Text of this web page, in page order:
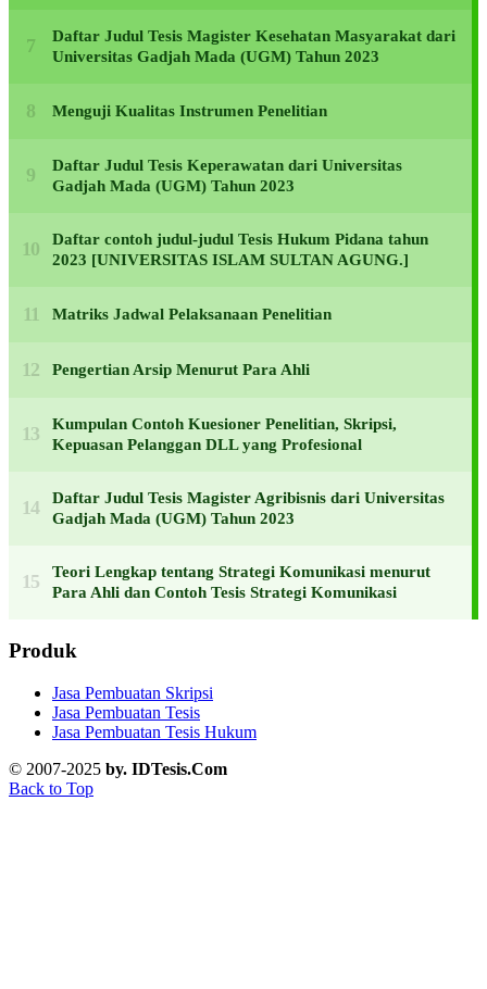
Daftar Judul Tesis Magister Kesehatan Masyarakat dari
Universitas Gadjah Mada (UGM) Tahun 2023
Menguji Kualitas Instrumen Penelitian
Daftar Judul Tesis Keperawatan dari Universitas
Gadjah Mada (UGM) Tahun 2023
Daftar contoh judul-judul Tesis Hukum Pidana tahun
2023 [UNIVERSITAS ISLAM SULTAN AGUNG.]
Matriks Jadwal Pelaksanaan Penelitian
Pengertian Arsip Menurut Para Ahli
Kumpulan Contoh Kuesioner Penelitian, Skripsi,
Kepuasan Pelanggan DLL yang Profesional
Daftar Judul Tesis Magister Agribisnis dari Universitas
Gadjah Mada (UGM) Tahun 2023
Teori Lengkap tentang Strategi Komunikasi menurut
Para Ahli dan Contoh Tesis Strategi Komunikasi
Produk
Jasa Pembuatan Skripsi
Jasa Pembuatan Tesis
Jasa Pembuatan Tesis Hukum
© 2007-2025 by. IDTesis.Com
Back to Top